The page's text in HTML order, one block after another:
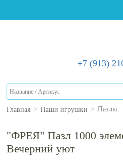
+7 (913)
Главная > Наши игрушки > Пазлы
"ФРЕЯ" Пазл 1000
Вечерний уют